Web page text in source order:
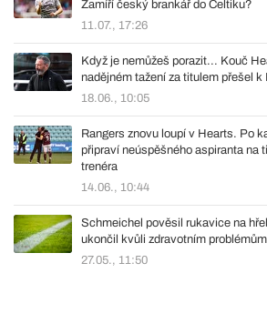
Zamíří český brankář do Celtiku?
11.07., 17:26
Když je nemůžeš porazit... Kouč
nadějném tažení za titulem přešel k
18.06., 10:05
Rangers znovu loupí v Hearts. Po
připraví neúspěšného aspiranta na
trenéra
14.06., 10:44
Schmeichel pověsil rukavice na
ukončil kvůli zdravotním problémům
27.05., 11:50